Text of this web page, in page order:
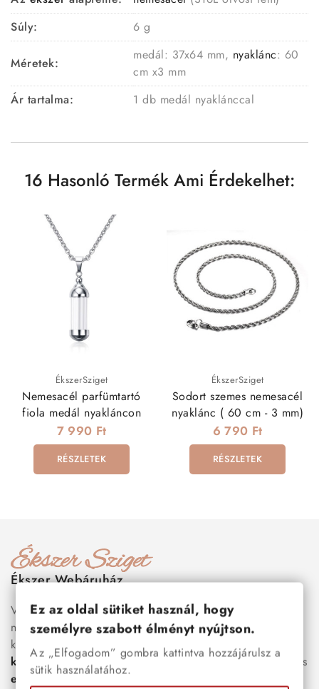
Súly:
6 g
Méretek:
medál: 37x64 mm, nyaklánc: 60
cm x3 mm
Ár tartalma:
1 db medál nyaklánccal
16 Hasonló Termék Ami Érdekelhet:
ÉkszerSziget
Nemesacél parfümtartó
fiola medál nyakláncon
7 990 Ft
RÉSZLETEK
ÉkszerSziget
Sodort szemes nemesacél
nyaklánc ( 60 cm - 3 mm)
6 790 Ft
RÉSZLETEK
Ékszer Webáruház
Válogass több száz prémium minőségű, stílusos és tartós
nemesacél ékszer és orvosi fém ékszer közül, amelyek
között megtalálhatók a legnépszerűbb darabok is:
karkötők, nőinyakláncok,karikagyűrűk,fülbevalók
és
esküvői kiegészítőkegyaránt. Webáruházunkban a
Ez az oldal sütiket használ, hogy
személyre szabott élményt nyújtson.
Az „Elfogadom” gombra kattintva hozzájárulsz a
sütik használatához.